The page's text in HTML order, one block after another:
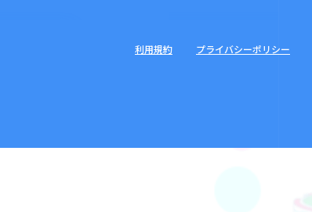
利用規約 プライバシーポリシー